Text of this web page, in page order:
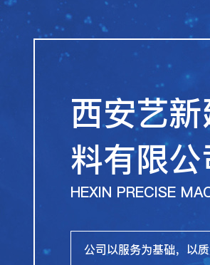
西安艺
料有限公
HEXIN PRECISE
公司以服务为基础，以